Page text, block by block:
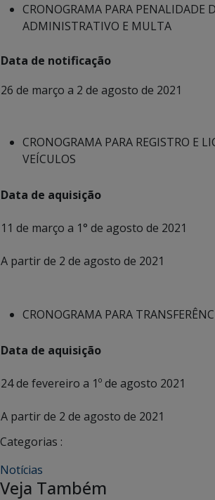
CRONOGRAMA PARA PENALIDADE
ADMINISTRATIVO E MULTA
Data de notificação
26 de março a 2 de agosto de 2021
CRONOGRAMA PARA REGISTRO E
VEÍCULOS
Data de aquisição
11 de março a 1° de agosto de 2021
A partir de 2 de agosto de 2021
CRONOGRAMA PARA
Data de aquisição
24 de fevereiro a 1º de agosto 2021
A partir de 2 de agosto de 2021
Categorias :
Notícias
Veja Também